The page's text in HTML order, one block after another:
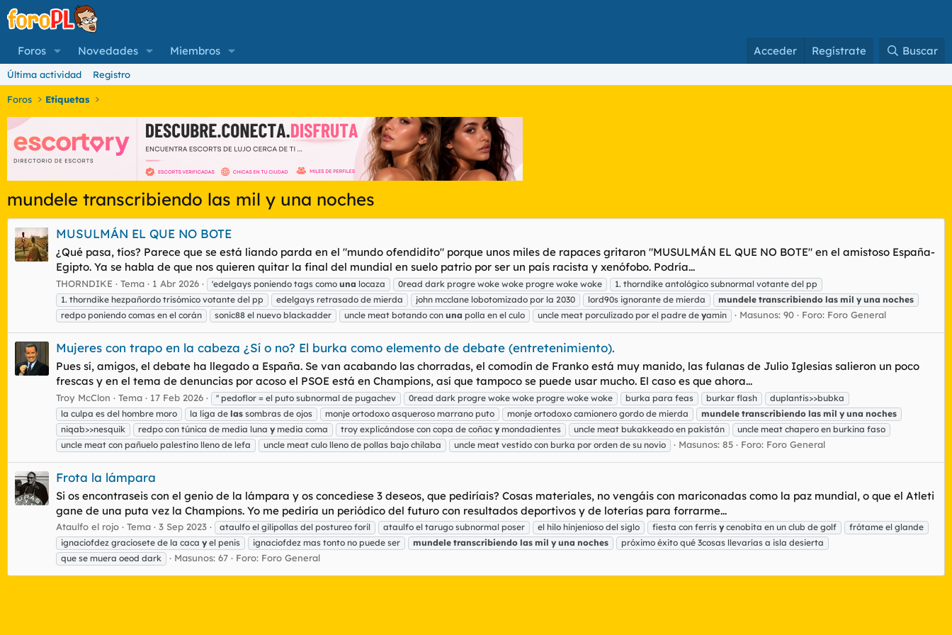
Foros Novedades Miembros Acceder Regístrate Buscar
Última actividad Registro
Foros Etiquetas
mundele transcribiendo las mil y una noches
MUSULMÁN EL QUE NO BOTE
¿Qué pasa, tíos? Parece que se está liando parda en el "mundo ofendidito" porque unos miles de rapaces gritaron "MUSULMÁN EL QUE NO BOTE" en el amistoso España-
Egipto. Ya se habla de que nos quieren quitar la final del mundial en suelo patrio por ser un país racista y xenófobo. Podría...
THORNDIKE Tema 1 Abr 2026 'edelgays poniendo tags como una locaza 0read dark progre woke woke progre woke woke
1. thorndike antológico subnormal votante del pp
1. thorndike hezpañordo trisómico votante del pp
edelgays retrasado de mierda john mcclane lobotomizado por la 2030 lord90s ignorante de mierda mundele transcribiendo las mil y una noches
redpo poniendo comas en el corán
sonic88 el nuevo blackadder uncle meat botando con una polla en el culo uncle meat porculizado por el padre de yamin Masunos: 90 Foro: Foro General
Mujeres con trapo en la cabeza ¿Sí o no? El burka como elemento de debate (entretenimiento).
Pues sí, amigos, el debate ha llegado a España. Se van acabando las chorradas, el comodín de Franko está muy manido, las fulanas de Julio Iglesias salieron un poco
frescas y en el tema de denuncias por acoso el PSOE está en Champions, así que tampoco se puede usar mucho. El caso es que ahora...
Troy McClon Tema 17 Feb 2026 '' pedoflor = el puto subnormal de pugachev 0read dark progre woke woke progre woke woke burka para feas burkar flash
duplantis>>bubka
la culpa es del hombre moro
la liga de las sombras de ojos monje ortodoxo asqueroso marrano puto monje ortodoxo camionero gordo de mierda mundele transcribiendo las mil y una noches
niqab>>nesquik
redpo con túnica de media luna y media coma troy explicándose con copa de coñac y mondadientes uncle meat bukakkeado en pakistán
uncle meat chapero en burkina faso
uncle meat con pañuelo palestino lleno de lefa
uncle meat culo lleno de pollas bajo chilaba uncle meat vestido con burka por orden de su novio Masunos: 85 Foro: Foro General
Frota la lámpara
Si os encontraseis con el genio de la lámpara y os concediese 3 deseos, que pediríais? Cosas materiales, no vengáis con mariconadas como la paz mundial, o que el Atleti
gane de una puta vez la Champions. Yo me pediría un periódico del futuro con resultados deportivos y de loterías para forrarme...
Ataulfo el rojo Tema 3 Sep 2023 ataulfo el gilipollas del postureo foril ataulfo el tarugo subnormal poser el hilo hinjenioso del siglo fiesta con ferris y cenobita en un club de golf
frótame el glande
ignaciofdez graciosete de la caca y el penis ignaciofdez mas tonto no puede ser mundele transcribiendo las mil y una noches
próximo éxito qué 3cosas llevarías a isla desierta
que se muera oeod dark
Masunos: 67 Foro: Foro General